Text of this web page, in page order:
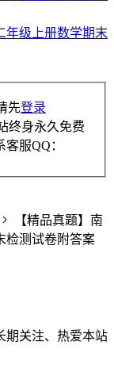
先登录
终身永久免费
服QQ：
【精品真题】南
检测试卷附答案
期关注、热爱本站